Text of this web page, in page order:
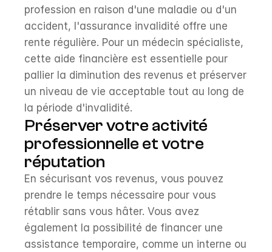
profession en raison d'une maladie ou d'un
accident, l'assurance invalidité offre une
rente régulière. Pour un médecin spécialiste,
cette aide financière est essentielle pour
pallier la diminution des revenus et préserver
un niveau de vie acceptable tout au long de
la période d'invalidité.
Préserver votre activité
professionnelle et votre
réputation
En sécurisant vos revenus, vous pouvez
prendre le temps nécessaire pour vous
rétablir sans vous hâter. Vous avez
également la possibilité de financer une
assistance temporaire, comme un interne ou